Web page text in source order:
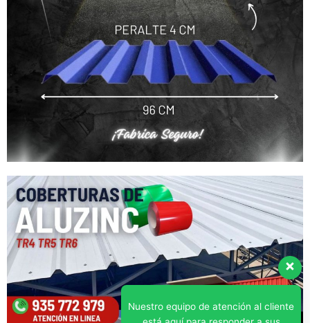
Nuestro equipo de atención al cliente